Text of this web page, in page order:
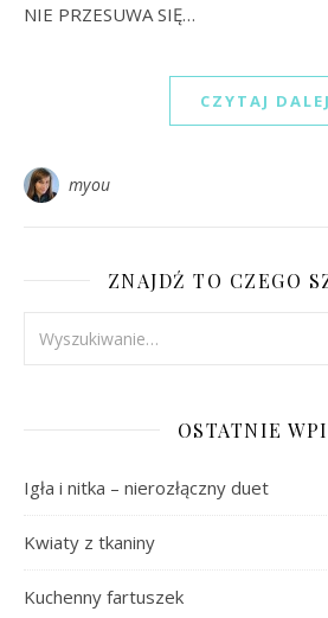
NIE PRZESUWA SIĘ…
CZYTAJ DALEJ
myou
ZNAJDŹ TO CZEGO
OSTATNIE
Igła i nitka – nierozłączny duet
Kwiaty z tkaniny
Kuchenny fartuszek